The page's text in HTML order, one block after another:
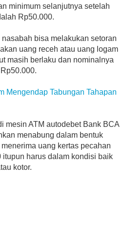
minimum selanjutnya setelah
Rp50.000.
bisa melakukan setoran
uang receh atau uang logam
masih berlaku dan nominalnya
Mengendap Tabungan Tahapan
mesin ATM autodebet Bank BCA
menabung dalam bentuk
uang kertas pecahan
itupun harus dalam kondisi baik
kotor.